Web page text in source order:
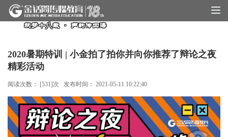
筑梦十八载 · 声韵传四海
2020暑期特训 | 小金拍了拍你并向你推荐了辩论之夜
精彩活动
阅读次数： [531]次 发布时间： 2021-05-11 10:22:40